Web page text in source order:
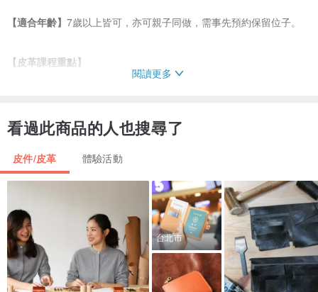
【適合年齡】 7歲以上皆可，亦可親子同做，需事先預約保留位子。
【皮革課程重點】
·皮背、皮側處理劑研磨教學。
·皮件打斬(洞)工具教學。
·打印紀念英文字體字模教學。
·皮件保養教學。
【皮革課程特色】
·嚴選義大利進口植鞣革頭層牛皮製作，是皮革中的精品。
·植鞣革獨特「養皮」樂趣，會隨時間使用，皮色越深沉溫潤有光澤。
·皮革課程提供所有皮件專業工具使用。
閱讀更多
看過此商品的人也搜尋了
皮件/皮革 體驗活動
台北市